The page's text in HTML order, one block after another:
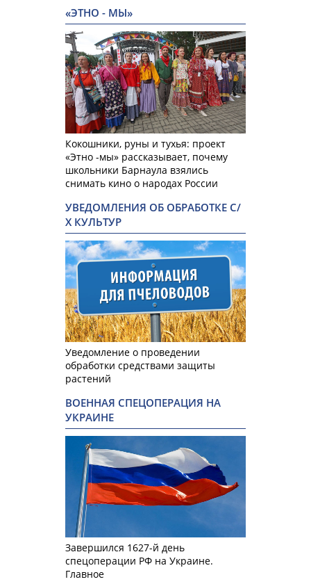
«ЭТНО - МЫ»
Кокошники, руны и тухья: проект
«Этно -мы» рассказывает, почему
школьники Барнаула взялись
снимать кино о народах России
УВЕДОМЛЕНИЯ ОБ ОБРАБОТКЕ С/
Х КУЛЬТУР
Уведомление о проведении
обработки средствами защиты
растений
ВОЕННАЯ СПЕЦОПЕРАЦИЯ НА
УКРАИНЕ
Завершился 1627-й день
спецоперации РФ на Украине.
Главное